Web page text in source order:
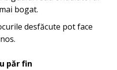
bogat.
desfăcute pot face
păr fin